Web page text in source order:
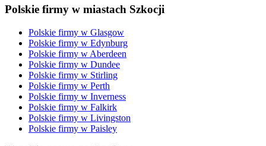
Polskie firmy w miastach Szkocji
Polskie firmy w Glasgow
Polskie firmy w Edynburg
Polskie firmy w Aberdeen
Polskie firmy w Dundee
Polskie firmy w Stirling
Polskie firmy w Perth
Polskie firmy w Inverness
Polskie firmy w Falkirk
Polskie firmy w Livingston
Polskie firmy w Paisley